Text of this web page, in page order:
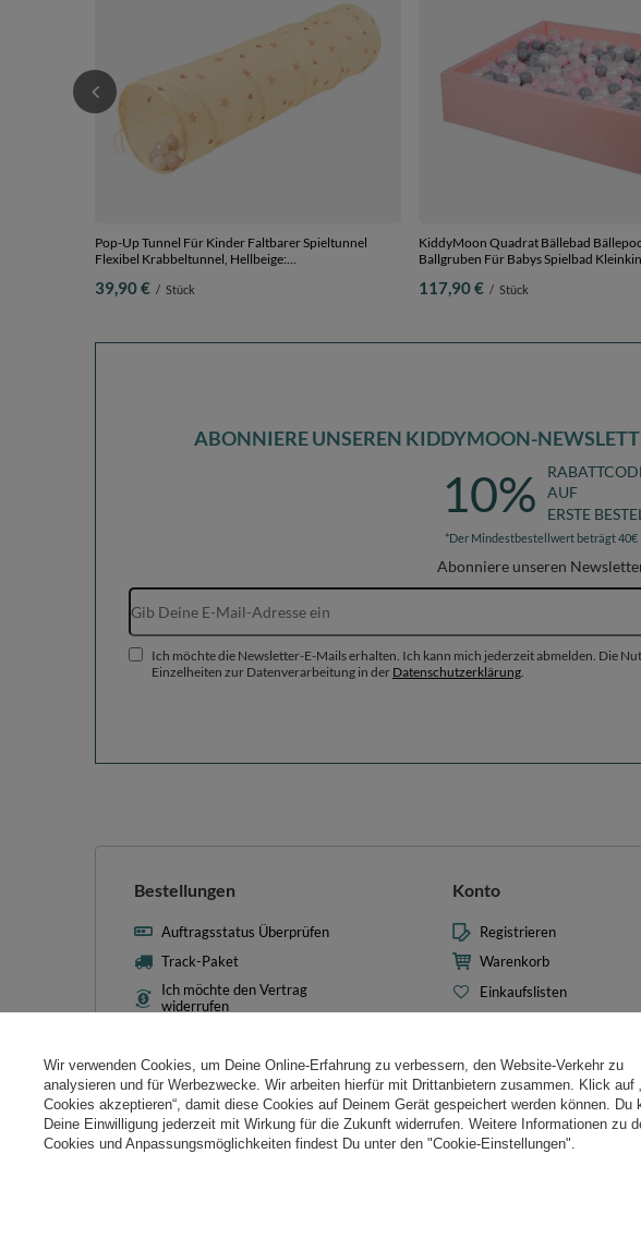
Pop-Up Tunnel Für Kinder Faltbarer Spieltunnel
Flexibel Krabbeltunnel, Hellbeige:
39,90 € / Stück
KiddyMoon Quadrat Bällebad
Ballgruben Für Babys Spielbad
puderrosa, 120x30cm/200 Bälle
117,90 € / Stück
ABONNIERE UNSEREN KIDDYMOON-
10%
AUF
ERSTE
*Der Mindestbestellwert beträgt 40€
Abonniere unseren
E-Mail-
Ich möchte die Newsletter-E-Mails erhalten. Ich kann mich jederzeit abmelden. Die
Einzelheiten zur Datenverarbeitung in der Datenschutzerklärung
Bestellungen
Auftragsstatus Überprüfen
Track-Paket
Ich möchte den Vertrag
widerrufen
Konto
Registrieren
Warenkorb
Einkaufslisten
Newsletter
Cookies verwalten
Wir verwenden Cookies, um Deine Online-Erfahrung zu verbessern, den Website-Verkehr zu
analysieren und für Werbezwecke. Wir arbeiten hierfür mit Drittanbietern zusammen. Klick auf
Cookies akzeptieren“, damit diese Cookies auf Deinem Gerät gespeichert werden können. Du
Deine Einwilligung jederzeit mit Wirkung für die Zukunft widerrufen. Weitere Informationen zu
Cookies und Anpassungsmöglichkeiten findest Du unter den "Cookie-Einstellungen".